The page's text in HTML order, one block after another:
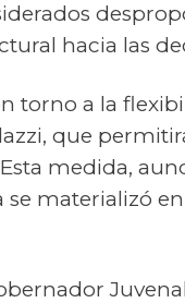
hacia las
torno a la
que
medida,
materializó